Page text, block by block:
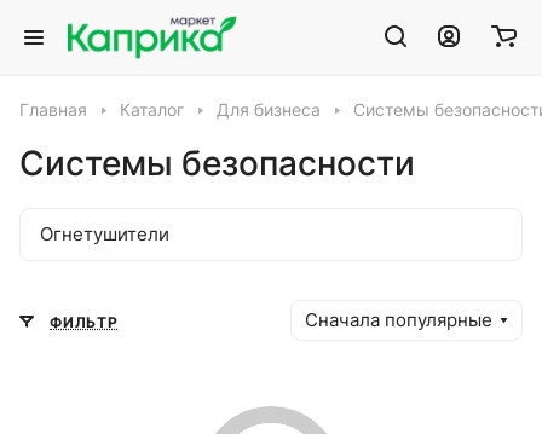
Главная Каталог Для бизнеса Системы
Системы безопасности
Огнетушители
ФИЛЬТР Сначала популярные